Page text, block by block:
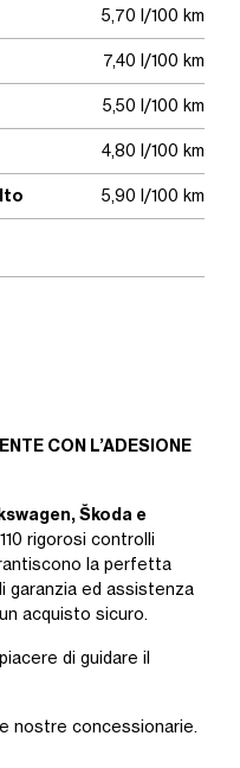
5,70 l/100 km
7,40 l/100 km
5,50 l/100 km
4,80 l/100 km
5,90 l/100 km
CON L’ADESIONE
Škoda e
rigorosi controlli
la perfetta
garanzia ed assistenza
acquisto sicuro.
di guidare il
nostre concessionarie.